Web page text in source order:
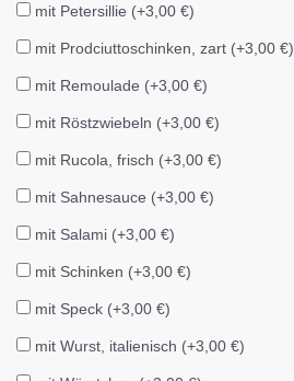
mit Petersillie (+3,00 €)
mit Prodciuttoschinken, zart (+3,00 €)
mit Remoulade (+3,00 €)
mit Röstzwiebeln (+3,00 €)
mit Rucola, frisch (+3,00 €)
mit Sahnesauce (+3,00 €)
mit Salami (+3,00 €)
mit Schinken (+3,00 €)
mit Speck (+3,00 €)
mit Wurst, italienisch (+3,00 €)